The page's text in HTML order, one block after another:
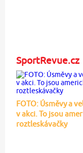
SportRevue.cz
FOTO: Úsměvy a
v akci. To jsou
roztleskávačky